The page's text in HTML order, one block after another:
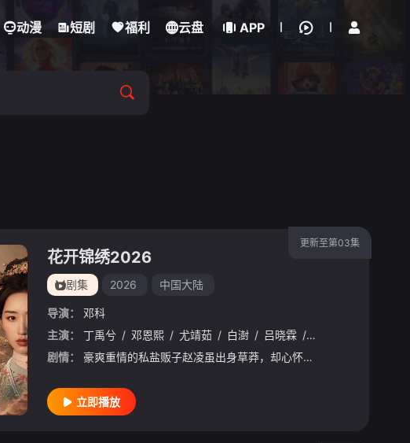
动漫 短剧 福利 云盘 APP
更新至第03集
花开锦绣2026
剧集 2026 中国大陆
导演：
邓科
主演：
丁禹兮 / 邓恩熙 / 尤靖茹 / 白澍 / 吕晓霖 / 张萌
剧情：
豪爽重情的私盐贩子赵凌虽出身草莽，却心怀壮志，他结识了遭人诬陷私通的世家名媛小姐傅庭芸，被迫一起逃亡，二人历经家族与朝廷的重重考验，与命运抗争，终成传奇良缘。 &nb
立即播放